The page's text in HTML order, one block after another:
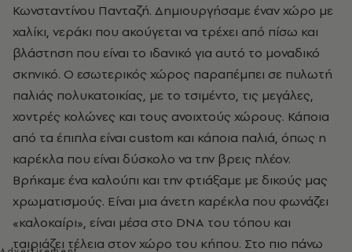
Κωνσταντίνου Πανταζή. Δημιουργήσαμε έναν χώρο με
χαλίκι, νεράκι που ακούγεται να τρέχει από πίσω και
βλάστηση που είναι το ιδανικό για αυτό το μοναδικό
σκηνικό. Ο εσωτερικός χώρος παραπέμπει σε πυλωτή
παλιάς πολυκατοικίας, με το τσιμέντο, τις μεγάλες,
χοντρές κολώνες και τους ανοιχτούς χώρους. Κάποια
από τα έπιπλα είναι custom και κάποια παλιά, όπως η
καρέκλα που είναι δύσκολο να την βρεις πλέον.
Βρήκαμε ένα καλούπι και την φτιάξαμε με δικούς μας
χρωματισμούς. Είναι μια άνετη καρέκλα που φωνάζει
«καλοκαίρι», είναι μέσα στο DNA του τόπου και
ταιριάζει τέλεια στον χώρο του κήπου. Στο πιο πάνω